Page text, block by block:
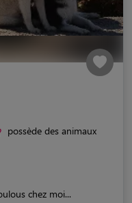
possède des animaux
chez moi...